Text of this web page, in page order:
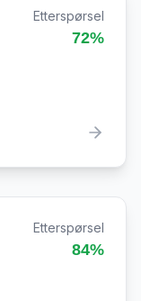
Etterspørsel
72%
Etterspørsel
84%